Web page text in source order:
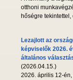
otthoni
hőségre
Lezajlott az
képviselők 2026.
általános
(2026.04.15.)
2026. április 12-